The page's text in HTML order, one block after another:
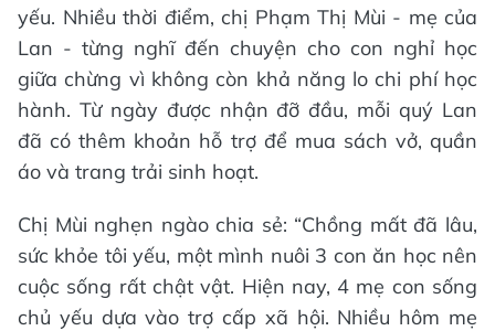
yếu. Nhiều thời điểm, chị Phạm Thị Mùi - mẹ của
Lan - từng nghĩ đến chuyện cho con nghỉ học
giữa chừng vì không còn khả năng lo chi phí học
hành. Từ ngày được nhận đỡ đầu, mỗi quý Lan
đã có thêm khoản hỗ trợ để mua sách vở, quần
áo và trang trải sinh hoạt.
Chị Mùi nghẹn ngào chia sẻ: “Chồng mất đã lâu,
sức khỏe tôi yếu, một mình nuôi 3 con ăn học nên
cuộc sống rất chật vật. Hiện nay, 4 mẹ con sống
chủ yếu dựa vào trợ cấp xã hội. Nhiều hôm mẹ